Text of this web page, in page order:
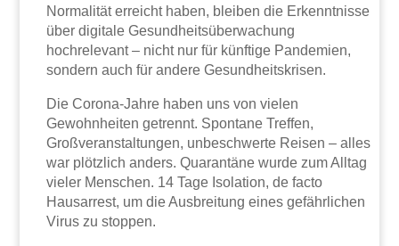
Normalität erreicht haben, bleiben die Erkenntnisse
über digitale Gesundheitsüberwachung
hochrelevant – nicht nur für künftige Pandemien,
sondern auch für andere Gesundheitskrisen.
Die Corona-Jahre haben uns von vielen
Gewohnheiten getrennt. Spontane Treffen,
Großveranstaltungen, unbeschwerte Reisen – alles
war plötzlich anders. Quarantäne wurde zum Alltag
vieler Menschen. 14 Tage Isolation, de facto
Hausarrest, um die Ausbreitung eines gefährlichen
Virus zu stoppen.